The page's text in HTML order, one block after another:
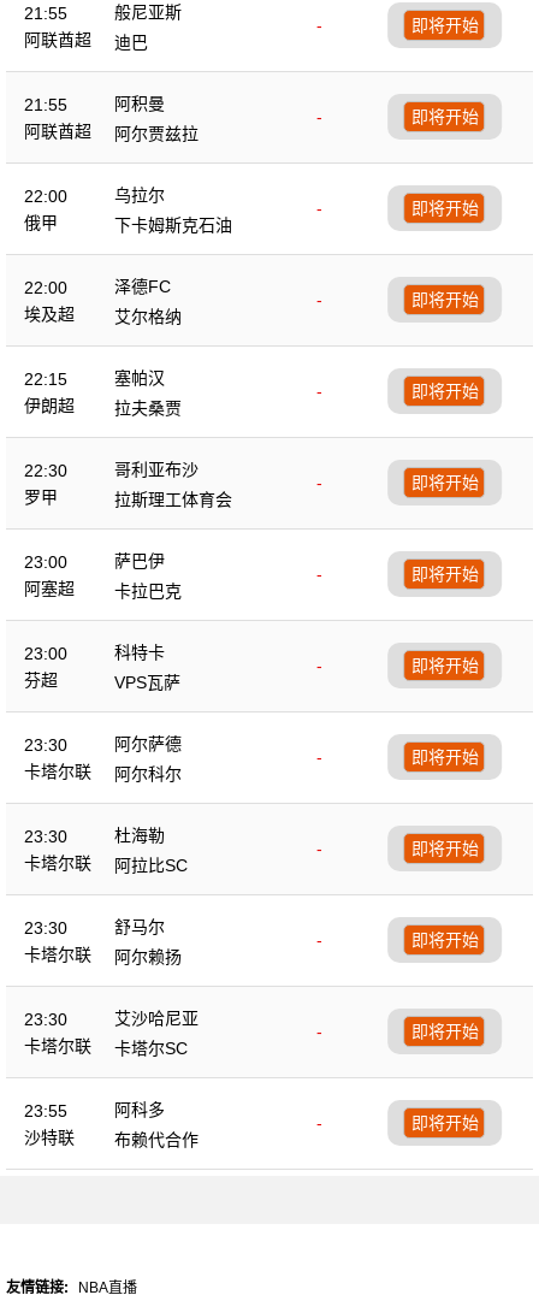
21:55
阿联酋超
般尼亚斯
-
迪巴
即将开始
21:55
阿联酋超
阿积曼
-
阿尔贾兹拉
即将开始
22:00
俄甲
乌拉尔
-
下卡姆斯克石油
即将开始
22:00
埃及超
泽德FC
-
艾尔格纳
即将开始
22:15
伊朗超
塞帕汉
-
拉夫桑贾
即将开始
22:30
罗甲
哥利亚布沙
-
拉斯理工体育会
即将开始
23:00
阿塞超
萨巴伊
-
卡拉巴克
即将开始
23:00
芬超
科特卡
-
VPS瓦萨
即将开始
23:30
卡塔尔联
阿尔萨德
-
阿尔科尔
即将开始
23:30
卡塔尔联
杜海勒
-
阿拉比SC
即将开始
23:30
卡塔尔联
舒马尔
-
阿尔赖扬
即将开始
23:30
卡塔尔联
艾沙哈尼亚
-
卡塔尔SC
即将开始
23:55
沙特联
阿科多
-
布赖代合作
即将开始
友情链接: NBA直播